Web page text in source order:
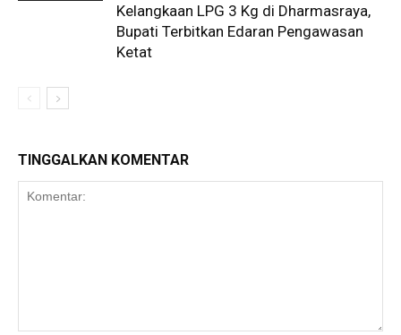
Kelangkaan LPG 3 Kg di Dharmasraya,
Bupati Terbitkan Edaran Pengawasan
Ketat
TINGGALKAN KOMENTAR